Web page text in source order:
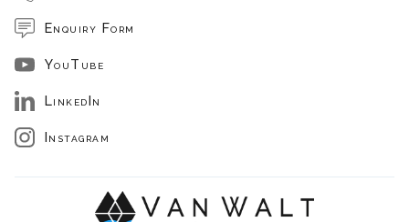
Enquiry Form
YouTube
LinkedIn
Instagram